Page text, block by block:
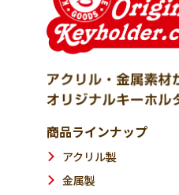
商品ラインナップ
アクリル製
金属製